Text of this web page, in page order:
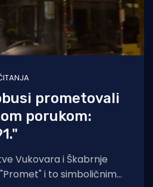
prometovali
porukom:
Vukovara i Škabrnje
i to simboličnim